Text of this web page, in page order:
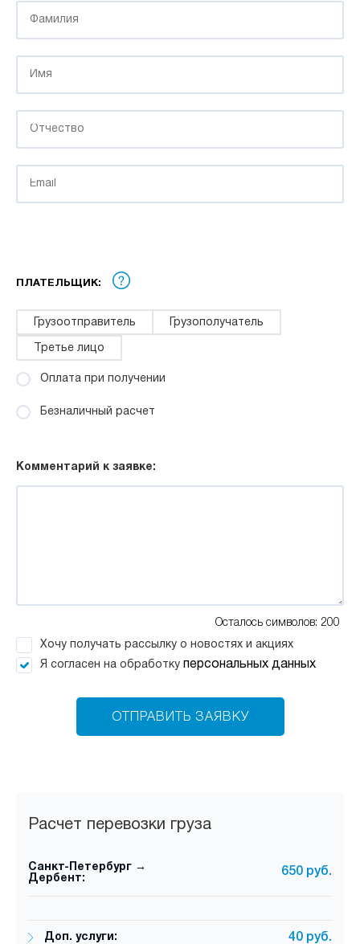
ПЛАТЕЛЬЩИК:
Грузоотправитель Грузополучатель
Третье лицо
Оплата при получении
Безналичный расчет
Комментарий к заявке:
Осталось символов: 200
Хочу получать рассылку о новостях и акциях
Я согласен на обработку персональных данных
Расчет перевозки груза
Санкт-Петербург →
Дербент:
650 руб.
Доп. услуги: 40 руб.